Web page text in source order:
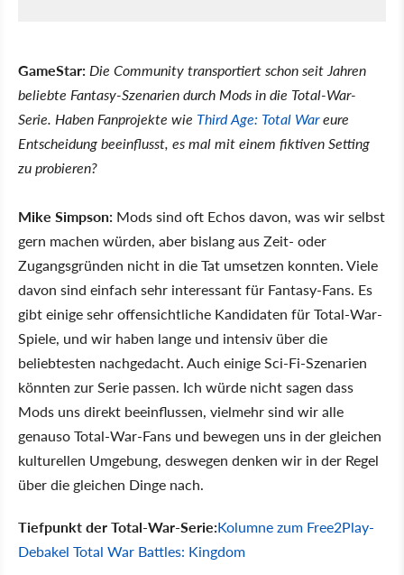
GameStar:Die Community transportiert schon seit Jahren
beliebte Fantasy-Szenarien durch Mods in die Total-War-
Serie. Haben Fanprojekte wie Third Age: Total Wareure
Entscheidung beeinflusst, es mal mit einem fiktiven Setting
zu probieren?
Mike Simpson: Mods sind oft Echos davon, was wir selbst
gern machen würden, aber bislang aus Zeit- oder
Zugangsgründen nicht in die Tat umsetzen konnten. Viele
davon sind einfach sehr interessant für Fantasy-Fans. Es
gibt einige sehr offensichtliche Kandidaten für Total-War-
Spiele, und wir haben lange und intensiv über die
beliebtesten nachgedacht. Auch einige Sci-Fi-Szenarien
könnten zur Serie passen. Ich würde nicht sagen dass
Mods uns direkt beeinflussen, vielmehr sind wir alle
genauso Total-War-Fans und bewegen uns in der gleichen
kulturellen Umgebung, deswegen denken wir in der Regel
über die gleichen Dinge nach.
Tiefpunkt der Total-War-Serie:Kolumne zum Free2Play-
Debakel Total War Battles: Kingdom